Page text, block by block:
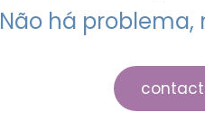
Não há problema,